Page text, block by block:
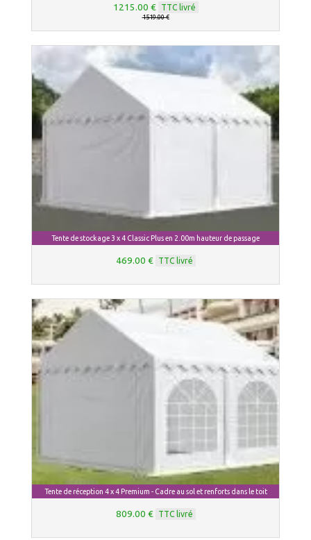
1215.00 € TTC livré
1519.00 €
Tente de stockage 3 x 4 Classic Plus en 2.00m hauteur de passage
469.00 € TTC livré
Tente de réception 4 x 4 Premium - Cadre au sol et renforts dans le toit
809.00 € TTC livré